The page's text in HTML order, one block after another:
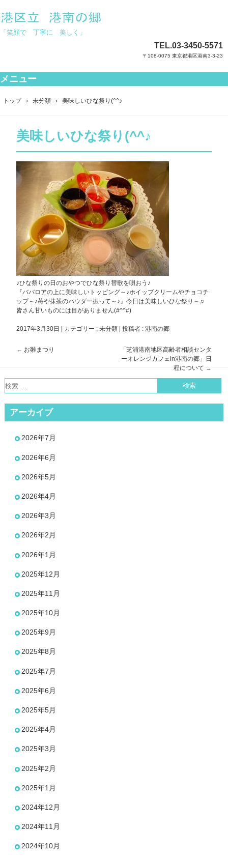
「笑顔で 丁寧に 美しく」
TEL.03-3450-5571
〒108-0075 東京都港区港南3-3-23
メニュー
ントップ › 未分類 › 美味しいひな祭り(^^♪
美味しいひな祭り(^^♪
♪ひな祭りの日のおやつでひな祭り替歌を唄おう♪
『ババロアの上に美味しいトッピング～♪ホイップクリームやチョコチ
ップ～♪苺や抹茶のパウダー振って～♪』今日は美味しいひな祭り～♫
皆さん甘いものには目がありません(#^^#)
2017年3月30日 カテゴリー : 未分類 投稿者 : 港南の郷
投
ナ
ビ
ゲ
ー
シ
ン
← お雛まつり
「芝浦港南地区高齢者相談センタ
ーオレンジカフェin港南の郷」日
程について →
アーカイブ
2026年7月
2026年6月
2026年5月
2026年4月
2026年3月
2026年2月
2026年1月
2025年12月
2025年11月
2025年10月
2025年9月
2025年8月
2025年7月
2025年6月
2025年5月
2025年4月
2025年3月
2025年2月
2025年1月
2024年12月
2024年11月
2024年10月